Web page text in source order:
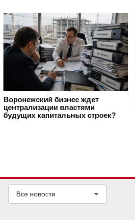
Воронежский бизнес ждет
централизации властями
будущих капитальных строек?
Все новости